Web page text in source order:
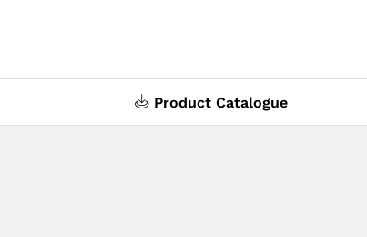
Product Catalogue